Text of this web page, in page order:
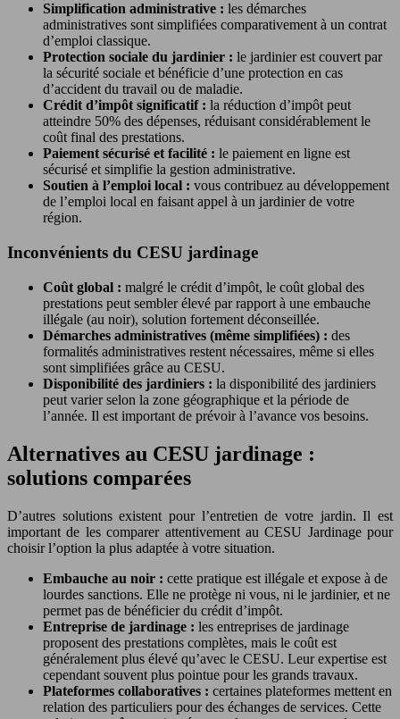
Simplification administrative : les démarches
administratives sont simplifiées comparativement à un contrat
d’emploi classique.
Protection sociale du jardinier : le jardinier est couvert par
la sécurité sociale et bénéficie d’une protection en cas
d’accident du travail ou de maladie.
Crédit d’impôt significatif : la réduction d’impôt peut
atteindre 50% des dépenses, réduisant considérablement le
coût final des prestations.
Paiement sécurisé et facilité : le paiement en ligne est
sécurisé et simplifie la gestion administrative.
Soutien à l’emploi local : vous contribuez au développement
de l’emploi local en faisant appel à un jardinier de votre
région.
Inconvénients du CESU jardinage
Coût global : malgré le crédit d’impôt, le coût global des
prestations peut sembler élevé par rapport à une embauche
illégale (au noir), solution fortement déconseillée.
Démarches administratives (même simplifiées) : des
formalités administratives restent nécessaires, même si elles
sont simplifiées grâce au CESU.
Disponibilité des jardiniers : la disponibilité des jardiniers
peut varier selon la zone géographique et la période de
l’année. Il est important de prévoir à l’avance vos besoins.
Alternatives au CESU jardinage :
solutions comparées
D’autres solutions existent pour l’entretien de votre jardin. Il est
important de les comparer attentivement au CESU Jardinage pour
choisir l’option la plus adaptée à votre situation.
Embauche au noir : cette pratique est illégale et expose à de
lourdes sanctions. Elle ne protège ni vous, ni le jardinier, et ne
permet pas de bénéficier du crédit d’impôt.
Entreprise de jardinage : les entreprises de jardinage
proposent des prestations complètes, mais le coût est
généralement plus élevé qu’avec le CESU. Leur expertise est
cependant souvent plus pointue pour les grands travaux.
Plateformes collaboratives : certaines plateformes mettent en
relation des particuliers pour des échanges de services. Cette